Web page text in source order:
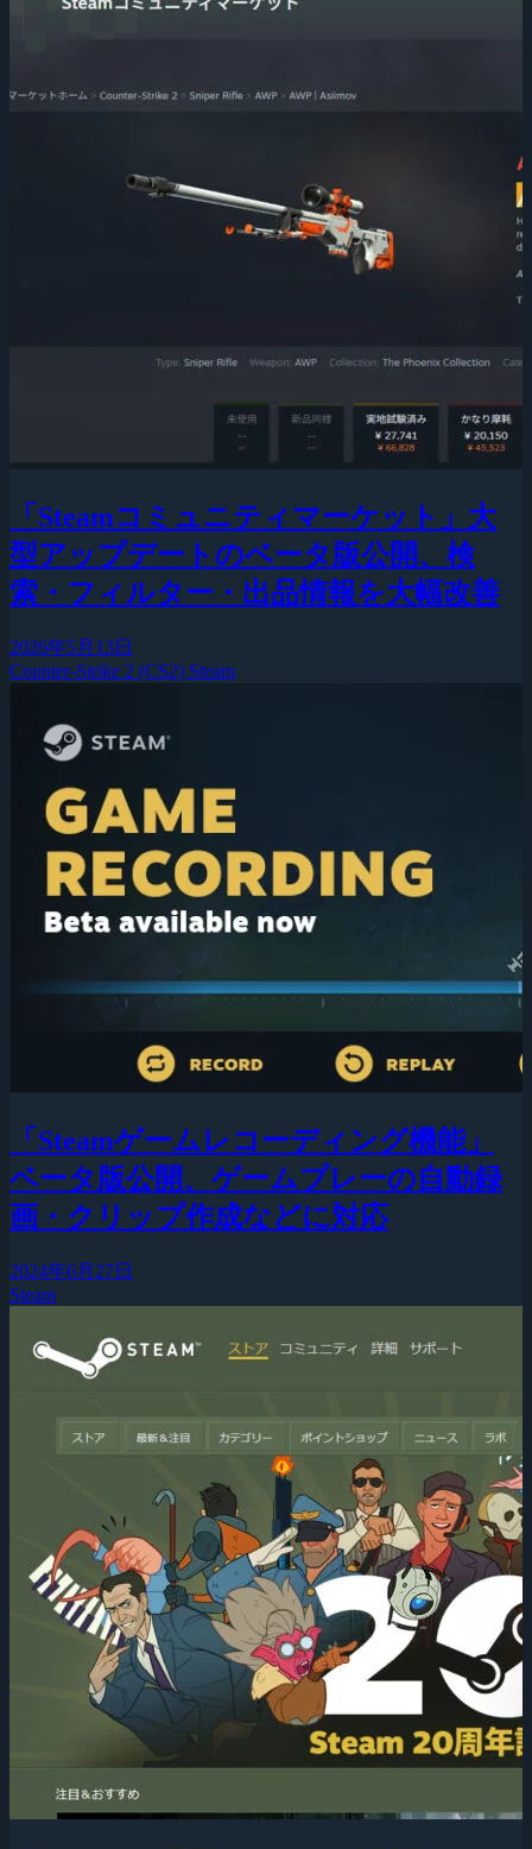
「Steamコミュニティマーケット」大
型アップデートのベータ版公開、検
索・フィルター・出品情報を大幅改善
2026年5月13日
Counter-Strike 2 (CS2) Steam
「Steamゲームレコーディング機能」
ベータ版公開、ゲームプレーの自動録
画・クリップ作成などに対応
2024年6月27日
Steam